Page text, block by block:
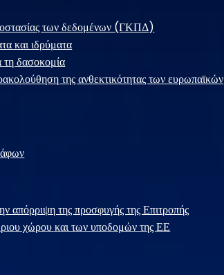
των δεδομένων (ΓΚΠΔ)
και ιδρύματα
τη δασοκομία
της ανθεκτικότητας των ευρωπαϊκών
της προσφυγής της Επιτροπής
χώρου και των υποδομών της ΕΕ